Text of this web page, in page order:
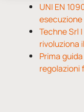
UNI EN
esecuzione
Techne Srl
rivoluziona
Prima
regolazioni